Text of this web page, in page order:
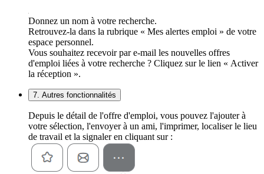
Donnez un nom à votre recherche.
Retrouvez-la dans la rubrique « Mes alertes emploi » de votre
espace personnel.
Vous souhaitez recevoir par e-mail les nouvelles offres
d'emploi liées à votre recherche ? Cliquez sur le lien « Activer
la réception ».
7. Autres fonctionnalités
Depuis le détail de l'offre d'emploi, vous pouvez l'ajouter à
votre sélection, l'envoyer à un ami, l'imprimer, localiser le lieu
de travail et la signaler en cliquant sur :